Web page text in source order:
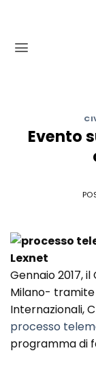
contenido
Evento
Gennaio 2017,
Milano-
Internazionali,
processo
programma di